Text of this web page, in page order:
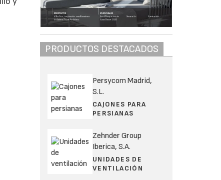
PRODUCTOS DESTACADOS
Persycom Madrid,
S.L.
CAJONES PARA
PERSIANAS
Zehnder Group
Iberica, S.A.
UNIDADES DE
VENTILACIÓN